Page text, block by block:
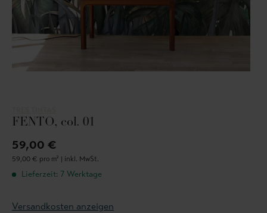
FENTO, col. 01
59,00 €
59,00 € pro m² | inkl. MwSt.
Lieferzeit: 7 Werktage
Versandkosten anzeigen